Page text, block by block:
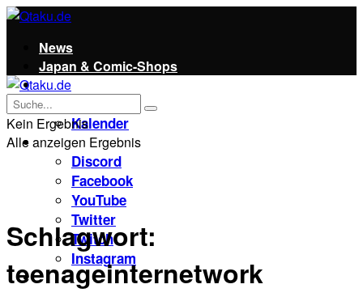
News
Japan & Comic-Shops
Qtaku
Kalender
Social
Discord
Facebook
YouTube
Twitter
Twitch
Instagram
Unterstützt uns!
Kein Ergebnis
Alle anzeigen Ergebnis
Schlagwort:
teenageinternetwork